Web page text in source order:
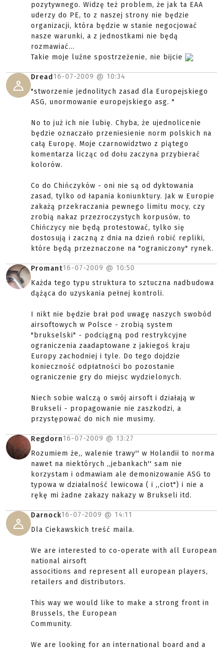
pozytywnego. Widzę też problem, że jak ta EAA
uderzy do PE, to z naszej strony nie będzie
organizacji, która będzie w stanie negocjować
nasze warunki, a z jednostkami nie będą
rozmawiać...
Takie moje luźne spostrzeżenie, nie bijcie
Dread 16-07-2009 @ 10:34
"stworzenie jednolitych zasad dla Europejskiego
ASG, unormowanie europejskiego asg. "
No to już ich nie lubię. Chyba, że ujednolicenie
będzie oznaczało przeniesienie norm polskich na
całą Europę. Moje czarnowidztwo z piątego
komentarza licząc od dołu zaczyna przybierać
kolorów.
Co do Chińczyków - oni nie są od dyktowania
zasad, tylko od łapania koniunktury. Jak w Europie
zakażą przekraczania pewnego limitu mocy, czy
zrobią nakaz przezroczystych korpusów, to
Chińczycy nie będą protestować, tylko się
dostosują i zaczną z dnia na dzień robić repliki,
które będą przeznaczone na "ograniczony" rynek.
Promant16-07-2009 @ 10:50
Każda tego typu struktura to sztuczna nadbudowa
dążąca do uzyskania pełnej kontroli.
I nikt nie będzie brał pod uwagę naszych swobód
airsoftowych w Polsce - zrobią system
"brukselski" - podciągną pod restrykcyjne
ograniczenia zaadaptowane z jakiegoś kraju
Europy zachodniej i tyle. Do tego dojdzie
konieczność odpłatności bo pozostanie
ograniczenie gry do miejsc wydzielonych.
Niech sobie walczą o swój airsoft i działają w
Brukseli - propagowanie nie zaszkodzi, a
przystępować do nich nie musimy.
Regdorn16-07-2009 @ 13:27
Rozumiem że,, walenie trawy'' w Holandii to norma
nawet na niektórych ,,jebankach'' sam nie
korzystam i odmawiam ale demonizowanie ASG to
typowa w działalność lewicowa ( i ,,ciot") i nie a
rękę mi żadne zakazy nakazy w Brukseli itd.
Darnock16-07-2009 @ 14:11
Dla Ciekawskich treść maila.
We are interested to co-operate with all European
national airsoft
associtions and represent all european players,
retailers and distributors.
This way we would like to make a strong front in
Brussels, the European
Community.
We are looking for an international board and a